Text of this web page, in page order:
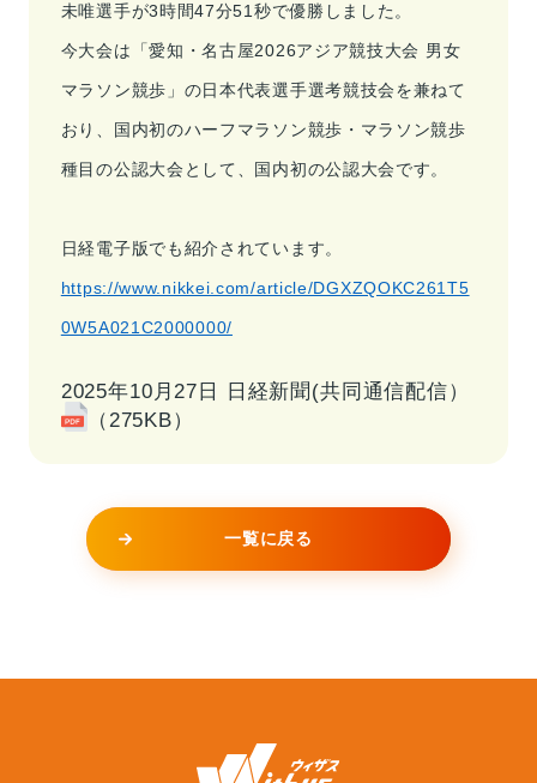
採用情報
IR・サステナビリティ
未唯選手が3時間47分51秒で優勝しました。
今大会は「愛知・名古屋2026アジア競技大会 男女
マラソン競歩」の日本代表選手選考競技会を兼ねて
おり、国内初のハーフマラソン競歩・マラソン競歩
種目の公認大会として、国内初の公認大会です。
日経電子版でも紹介されています。
https://www.nikkei.com/article/DGXZQOKC261T5
0W5A021C2000000/
2025年10月27日 日経新聞(共同通信配信）
（275KB）
一覧に戻る